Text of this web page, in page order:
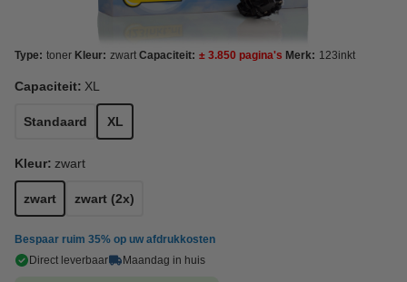
Type: toner Kleur: zwart Capaciteit: ± 3.850 pagina's Merk: 123inkt
Capaciteit: XL
Standaard XL
Kleur: zwart
zwart zwart (2x)
Bespaar ruim 35% op uw afdrukkosten
Direct leverbaar
Maandag in huis